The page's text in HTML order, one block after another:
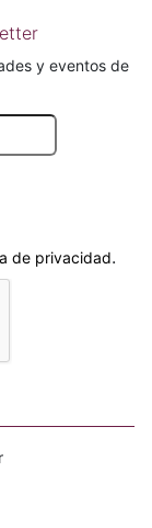
y eventos de
de privacidad.